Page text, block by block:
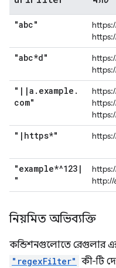
"abc"
"abc*d"
" | |a . example .
com"
" | https*"
"example*^123 |
"
http://
নিয়মিত অভিব্যক্তি
কন্ডিশনগুলোতে রেগুলার
"regexFilter" কী-টি